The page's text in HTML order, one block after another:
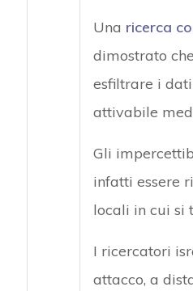
Una ricerca
dimostrato
esfiltrare i
attivabile
Gli
infatti essere
locali in cui si
I ricercatori
attacco, a